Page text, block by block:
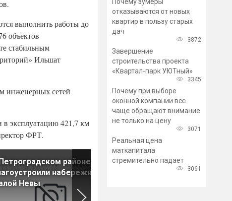
выполнить работы до
объектов
стабильным
Ильшат
инженерных сетей
в эксплуатацию 421,7 км
ФРТ.
районе
набережную
Невы
На севере Петербурга
обновили более 22
отказываются от новых
квартир в пользу старых
дач
3872
Завершение
строительства проекта
«Квартал-парк УЮТный»
3345
Почему при выборе
оконной компании все
чаще обращают внимание
не только на цену
3071
Реальная цена
маткапитала
стремительно падает
3061